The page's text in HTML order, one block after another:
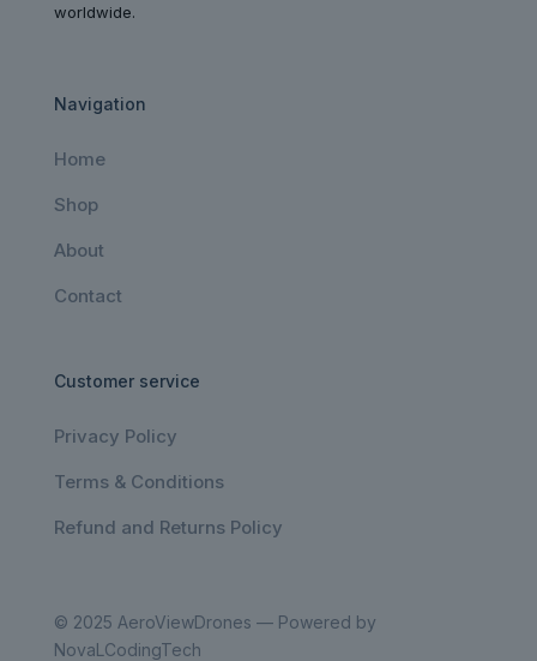
worldwide.
Navigation
Home
Shop
About
Contact
Customer service
Privacy Policy
Terms & Conditions
Refund and Returns Policy
© 2025 AeroViewDrones — Powered by
NovaLCodingTech